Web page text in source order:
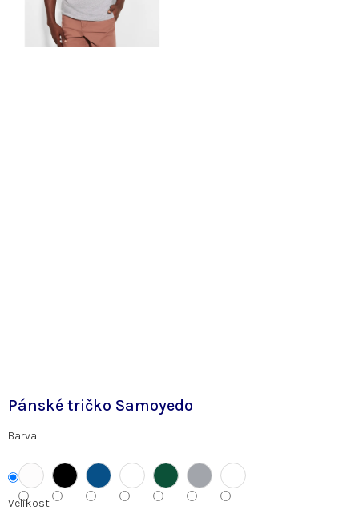
Pánské tričko Samoyedo
Barva
Velikost